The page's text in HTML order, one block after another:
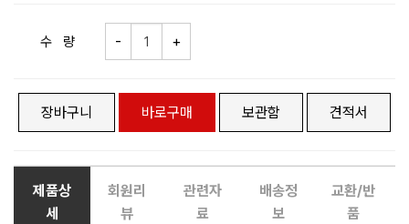
수 량
장바구니 바로구매 보관함 견적서
제품상
세
회원리
뷰
관련자
료
배송정
보
교환/반
품